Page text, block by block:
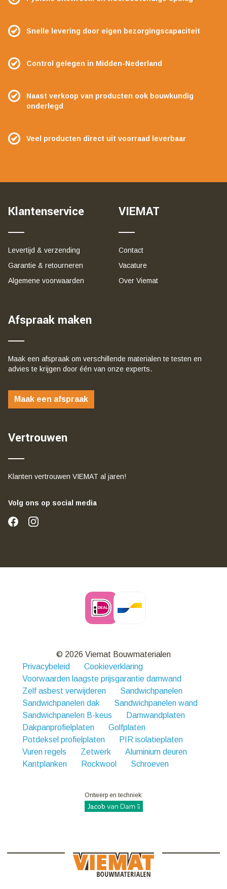
Snelle levering door eigen bezorgingscapaciteit
Control gelegen in Midden-Nederland
Naast verkoop van producten ook bouwkundig
onderlegd
Veel producten direct uit voorraad leverbaar
Klantenservice
Levertijd & verzending
Garantie & retourneren
Algemene voorwaarden
VIEMAT
Contact
Vacature
Over Viemat
Afspraak maken
Maak een afspraak om verschillende materialen te testen en
advies te krijgen door één van onze experts.
Maak een afspraak
Vertrouwen
Klanten vertrouwen VIEMAT al jaren!
Volg ons op social media
© 2026 Viemat Bouwmaterialen
Privacybeleid
Cookieverklaring
Voorwaarden laagste prijsgarantie damwand
Zelf asbest verwijderen
Sandwichpanelen
Sandwichpanelen dak
Sandwichpanelen wand
Sandwichpanelen B-keus
Damwandplaten
Dakpanprofielplaten
Golfplaten
Potdeksel profielplaten
PIR isolatieplaten
Vuren regels
Zetwerk
Aluminium deuren
Kantplanken
Rockwool Schroeven
Ontwerp en techniek: